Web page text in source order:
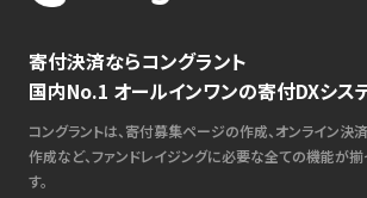
寄付決済ならコングラント
国内No.1 オールインワンの寄付DXシス
コングラントは、寄付募集ページの作成、オンライン決
作成など、ファンドレイジングに必要な全ての機能が
す。